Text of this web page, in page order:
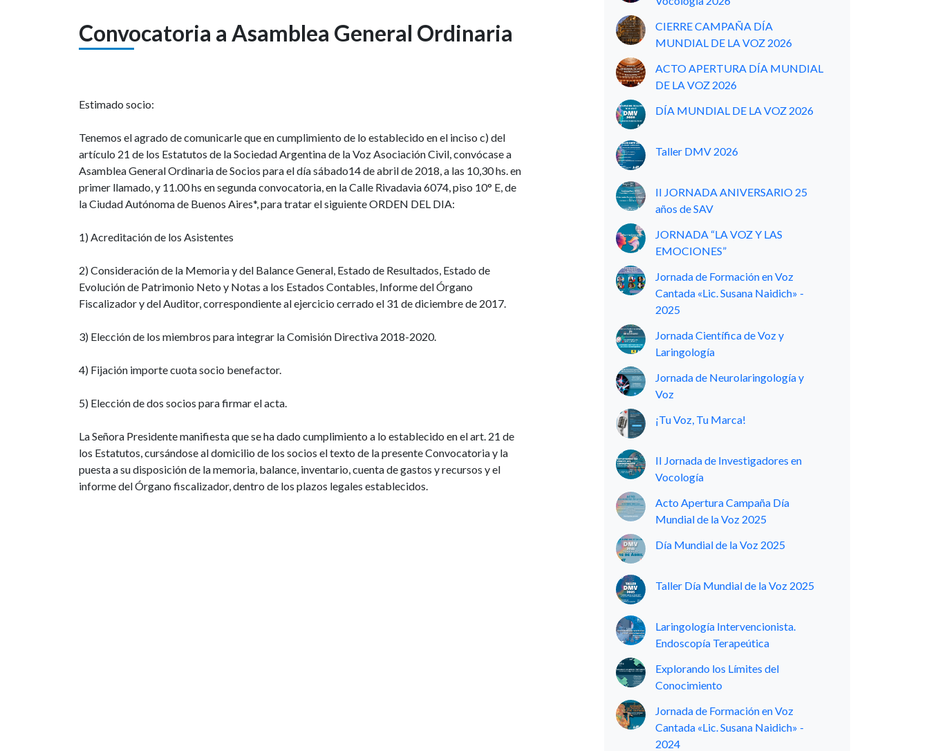
Convocatoria a Asamblea General Ordinaria
Estimado socio:
Tenemos el agrado de comunicarle que en cumplimiento de lo establecido en el inciso c) del
artículo 21 de los Estatutos de la Sociedad Argentina de la Voz Asociación Civil, convócase a
Asamblea General Ordinaria de Socios para el día sábado14 de abril de 2018, a las 10,30 hs. en
primer llamado, y 11.00 hs en segunda convocatoria, en la Calle Rivadavia 6074, piso 10° E, de
la Ciudad Autónoma de Buenos Aires*, para tratar el siguiente ORDEN DEL DIA:
1) Acreditación de los Asistentes
2) Consideración de la Memoria y del Balance General, Estado de Resultados, Estado de
Evolución de Patrimonio Neto y Notas a los Estados Contables, Informe del Órgano
Fiscalizador y del Auditor, correspondiente al ejercicio cerrado el 31 de diciembre de 2017.
3) Elección de los miembros para integrar la Comisión Directiva 2018-2020.
4) Fijación importe cuota socio benefactor.
5) Elección de dos socios para firmar el acta.
La Señora Presidente manifiesta que se ha dado cumplimiento a lo establecido en el art. 21 de
los Estatutos, cursándose al domicilio de los socios el texto de la presente Convocatoria y la
puesta a su disposición de la memoria, balance, inventario, cuenta de gastos y recursos y el
informe del Órgano fiscalizador, dentro de los plazos legales establecidos.
CIERRE CAMPAÑA DÍA
MUNDIAL DE LA VOZ 2026
ACTO APERTURA DÍA MUNDIAL
DE LA VOZ 2026
DÍA MUNDIAL DE LA VOZ 2026
Taller DMV 2026
II JORNADA ANIVERSARIO 25
años de SAV
JORNADA “LA VOZ Y LAS
EMOCIONES”
Jornada de Formación en Voz
Cantada «Lic. Susana Naidich» -
2025
Jornada Científica de Voz y
Laringología
Jornada de Neurolaringología y
Voz
¡Tu Voz, Tu Marca!
II Jornada de Investigadores en
Vocología
Acto Apertura Campaña Día
Mundial de la Voz 2025
Día Mundial de la Voz 2025
Taller Día Mundial de la Voz 2025
Laringología Intervencionista.
Endoscopía Terapeútica
Explorando los Límites del
Conocimiento
Jornada de Formación en Voz
Cantada «Lic. Susana Naidich» -
2024